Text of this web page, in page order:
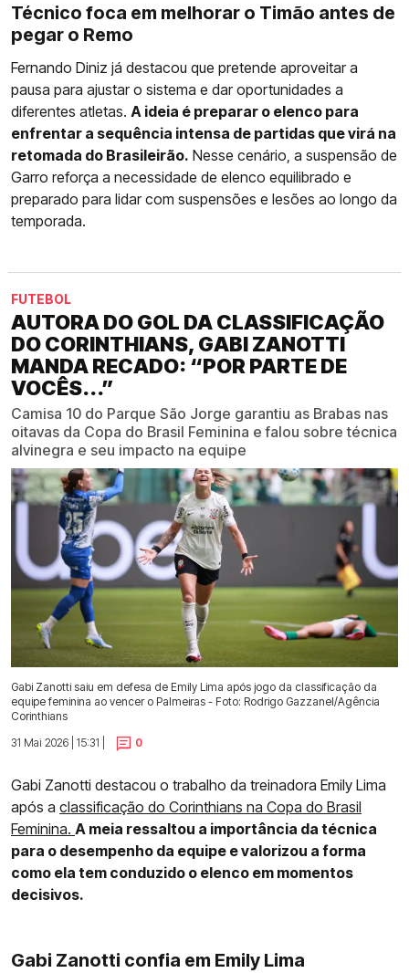
Técnico foca em melhorar o Timão antes de
pegar o Remo
Fernando Diniz já destacou que pretende aproveitar a
pausa para ajustar o sistema e dar oportunidades a
diferentes atletas. A ideia é preparar o elenco para
enfrentar a sequência intensa de partidas que virá na
retomada do Brasileirão. Nesse cenário, a suspensão de
Garro reforça a necessidade de elenco equilibrado e
preparado para lidar com suspensões e lesões ao longo da
temporada.
FUTEBOL
AUTORA DO GOL DA CLASSIFICAÇÃO
DO CORINTHIANS, GABI ZANOTTI
MANDA RECADO: “POR PARTE DE
VOCÊS...”
Camisa 10 do Parque São Jorge garantiu as Brabas nas
oitavas da Copa do Brasil Feminina e falou sobre técnica
alvinegra e seu impacto na equipe
Gabi Zanotti saiu em defesa de Emily Lima após jogo da classificação da
equipe feminina ao vencer o Palmeiras - Foto: Rodrigo Gazzanel/Agência
Corinthians
31 Mai 2026 | 15:31 |
0
Gabi Zanotti destacou o trabalho da treinadora Emily Lima
após a classificação do Corinthians na Copa do Brasil
Feminina. A meia ressaltou a importância da técnica
para o desempenho da equipe e valorizou a forma
como ela tem conduzido o elenco em momentos
decisivos.
Gabi Zanotti confia em Emily Lima